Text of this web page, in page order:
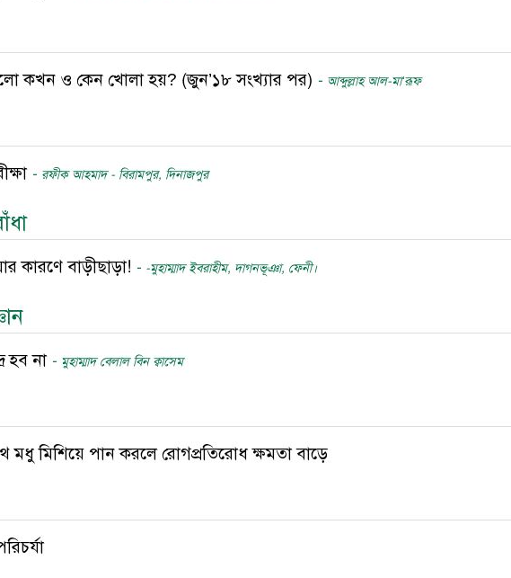
কখন ও কেন খোলা হয়? (জুন’১৮ সংখ্যার পর) - আব্দুল্লাহ আল-মা‘রূফ
- রফীক আহমাদ - বিরামপুর, দিনাজপুর
কারণে বাড়ীছাড়া! - -মুহাম্মাদ ইবরাহীম, দাগনভূঞা, ফেনী।
হব না - মুহাম্মাদ বেলাল বিন ক্বাসেম
মধু মিশিয়ে পান করলে রোগপ্রতিরোধ ক্ষমতা বাড়ে